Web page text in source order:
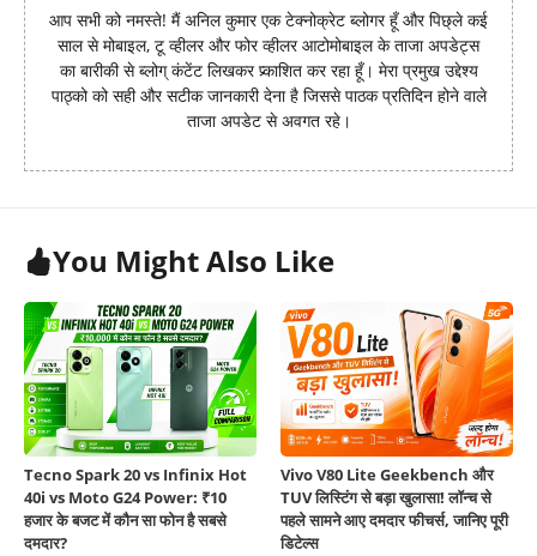
आप सभी को नमस्ते! मैं अनिल कुमार एक टेक्नोक्रेट ब्लोगर हूँ और पिछ्ले कई
साल से मोबाइल, टू व्हीलर और फोर व्हीलर आटोमोबाइल के ताजा अपडेट्स
का बारीकी से ब्लोग् कंटेंट लिखकर प्र्काशित कर रहा हूँ। मेरा प्रमुख उद्देश्य
पाठ्को को सही और सटीक जानकारी देना है जिससे पाठक प्रतिदिन होने वाले
ताजा अपडेट से अवगत रहे।
You Might Also Like
Tecno Spark 20 vs Infinix Hot
40i vs Moto G24 Power: ₹10
हजार के बजट में कौन सा फोन है सबसे
दमदार?
Vivo V80 Lite Geekbench और
TUV लिस्टिंग से बड़ा खुलासा! लॉन्च से
पहले सामने आए दमदार फीचर्स, जानिए पूरी
डिटेल्स